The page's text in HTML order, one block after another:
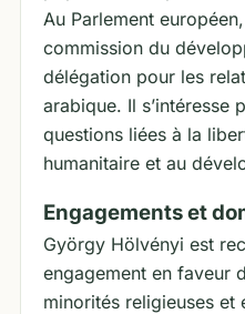
Au Parlement
commission du
délégation pour les
arabique. Il s’intéresse
questions liées à la
humanitaire et au
Engagements et
György Hölvényi est
engagement en faveur
minorités religieuses et